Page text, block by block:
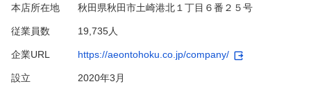
本店所在地 秋田県秋田市土崎港北１丁目６番２５号
従業員数 19,735人
企業URL https://aeontohoku.co.jp/company/
設立 2020年3月